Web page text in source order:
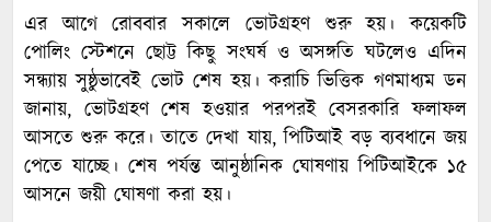
এর আগে রোববার সকালে ভোটগ্রহণ শুরু হয়। কয়েকটি
পোলিং স্টেশনে ছোট্ট কিছু সংঘর্ষ ও অসঙ্গতি ঘটলেও এদিন
সন্ধ্যায় সুষ্ঠুভাবেই ভোট শেষ হয়। করাচি ভিত্তিক গণমাধ্যম ডন
জানায়, ভোটগ্রহণ শেষ হওয়ার পরপরই বেসরকারি ফলাফল
আসতে শুরু করে। তাতে দেখা যায়, পিটিআই বড় ব্যবধানে জয়
পেতে যাচ্ছে। শেষ পর্যন্ত আনুষ্ঠানিক ঘোষণায় পিটিআইকে ১৫
আসনে জয়ী ঘোষণা করা হয়।